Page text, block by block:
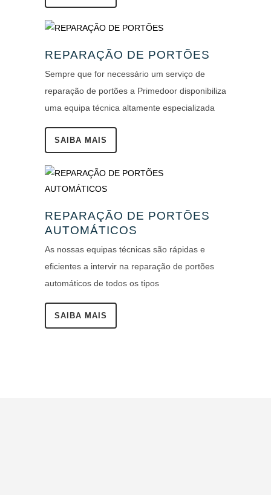
REPARAÇÃO DE PORTÕES
Sempre que for necessário um serviço de
reparação de portões a Primedoor disponibiliza
uma equipa técnica altamente especializada
SAIBA MAIS
REPARAÇÃO DE PORTÕES
AUTOMÁTICOS
As nossas equipas técnicas são rápidas e
eficientes a intervir na reparação de portões
automáticos de todos os tipos
SAIBA MAIS